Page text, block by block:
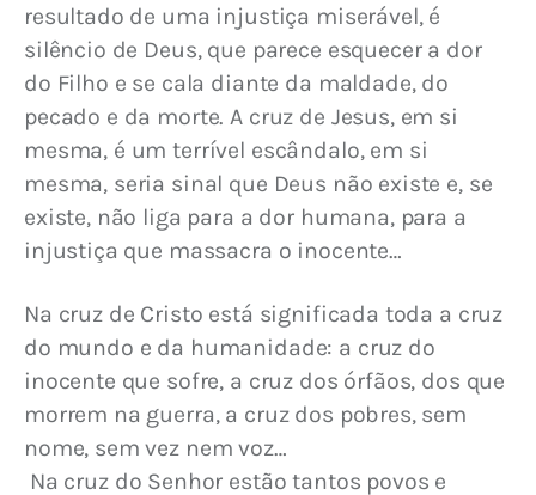
resultado de uma injustiça miserável, é
silêncio de Deus, que parece esquecer a dor
do Filho e se cala diante da maldade, do
pecado e da morte. A cruz de Jesus, em si
mesma, é um terrível escândalo, em si
mesma, seria sinal que Deus não existe e, se
existe, não liga para a dor humana, para a
injustiça que massacra o inocente…
Na cruz de Cristo está significada toda a cruz
do mundo e da humanidade: a cruz do
inocente que sofre, a cruz dos órfãos, dos que
morrem na guerra, a cruz dos pobres, sem
nome, sem vez nem voz…